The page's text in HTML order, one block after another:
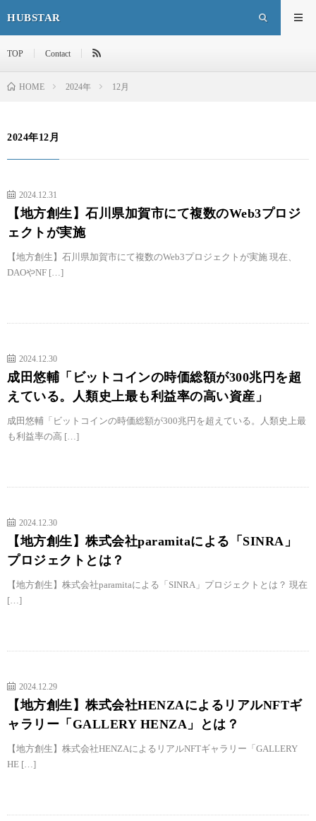
HUBSTAR
TOP Contact
HOME 2024年 12月
2024年12月
2024.12.31
【地方創生】石川県加賀市にて複数のWeb3プロジ
ェクトが実施
【地方創生】石川県加賀市にて複数のWeb3プロジェクトが実施 現在、
DAOやNF […]
2024.12.30
成田悠輔「ビットコインの時価総額が300兆円を超
えている。人類史上最も利益率の高い資産」
成田悠輔「ビットコインの時価総額が300兆円を超えている。人類史上最
も利益率の高 […]
2024.12.30
【地方創生】株式会社paramitaによる「SINRA」
プロジェクトとは？
【地方創生】株式会社paramitaによる「SINRA」プロジェクトとは？ 現在
[…]
2024.12.29
【地方創生】株式会社HENZAによるリアルNFTギ
ャラリー「GALLERY HENZA」とは？
【地方創生】株式会社HENZAによるリアルNFTギャラリー「GALLERY
HE […]